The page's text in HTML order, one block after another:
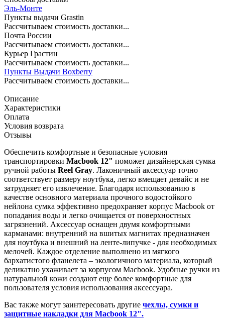
Эль-Монте
Пункты выдачи Grastin
Рассчитываем стоимость доставки...
Почта России
Рассчитываем стоимость доставки...
Курьер Грастин
Рассчитываем стоимость доставки...
Пункты Выдачи Boxberry
Рассчитываем стоимость доставки...
Описание
Характеристики
Оплата
Условия возврата
Отзывы
Обеспечить комфортные и безопасные условия
транспортировки Macbook 12" поможет дизайнерская сумка
ручной работы Reel Gray. Лаконичный аксессуар точно
соответствует размеру ноутбука, легко вмещает девайс и не
затрудняет его извлечение. Благодаря использованию в
качестве основного материала прочного водостойкого
нейлона сумка эффективно предохраняет корпус Macbook от
попадания воды и легко очищается от поверхностных
загрязнений. Аксессуар оснащен двумя комфортными
карманами: внутренний на вшитых магнитах предназначен
для ноутбука и внешний на ленте-липучке - для необходимых
мелочей. Каждое отделение выполнено из мягкого
бархатистого фланелета – экологичного материала, который
деликатно ухаживает за корпусом Macbook. Удобные ручки из
натуральной кожи создают еще более комфортные для
пользователя условия использования аксессуара.
Вас также могут заинтересовать другие чехлы, сумки и
защитные накладки для Macbook 12".